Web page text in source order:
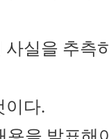
사실을 추측
이다.